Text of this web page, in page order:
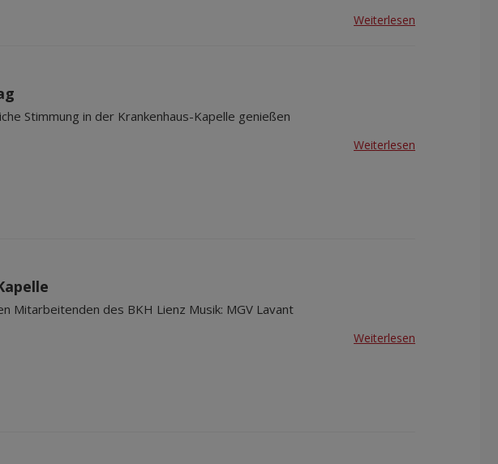
Weiterlesen
Stimmung in der Krankenhaus-Kapelle genießen
Weiterlesen
Mitarbeitenden des BKH Lienz Musik: MGV Lavant
Weiterlesen